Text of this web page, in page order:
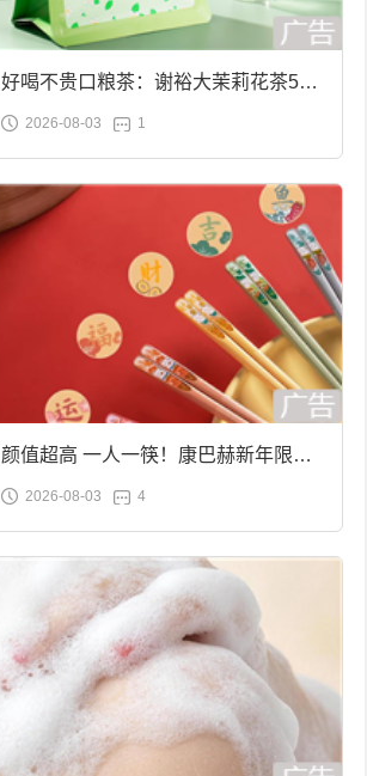
好喝不贵口粮茶：谢裕大茉莉花茶50g
袋装9.9元到手
2026-08-03 1
颜值超高 一人一筷！康巴赫新年限定
合金筷子大促：19.9元
2026-08-03 4